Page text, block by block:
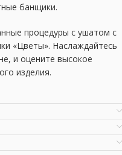
банщики.
процедуры с ушатом с
«Цветы». Наслаждайтесь
и оцените высокое
изделия.